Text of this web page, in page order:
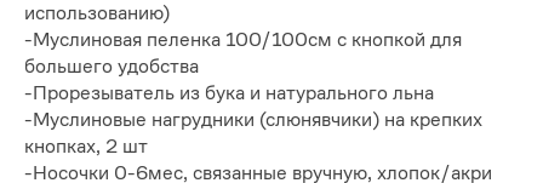
использованию)
-Муслиновая пеленка 100/100см с кнопкой для
большего удобства
-Прорезыватель из бука и натурального льна
-Муслиновые нагрудники (слюнявчики) на крепких
кнопках, 2 шт
-Носочки 0-6мес, связанные вручную, хлопок/акри